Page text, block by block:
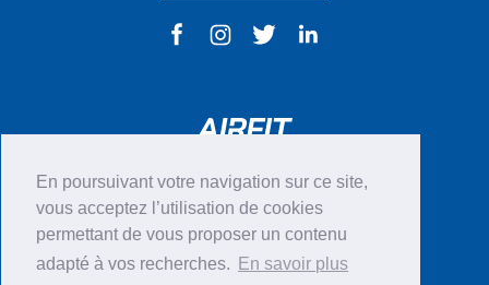
En poursuivant votre navigation sur ce site,
vous acceptez l’utilisation de cookies
permettant de vous proposer un contenu
adapté à vos recherches.
En savoir plus
CGU
Mentions légales